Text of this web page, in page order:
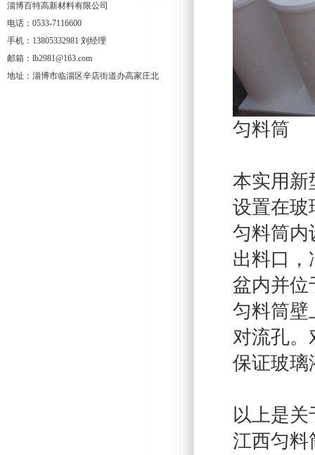
匀料筒
本实用新
设置在玻
匀料筒内
出料口，
盆内并位
匀料筒壁
对流孔。
保证玻璃
以上是
江西匀料
淄博百特高新材料有限公司
电话：0533-7116600
手机：13805332981 刘经理
邮箱：lb2981@163.com
地址：淄博市临淄区辛店街道办高家庄北